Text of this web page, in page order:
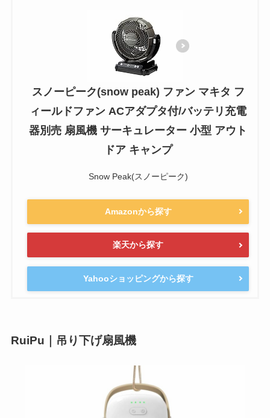
スノーピーク(snow peak) ファン マキタ フ
ィールドファン ACアダプタ付/バッテリ充電
器別売 扇風機 サーキュレーター 小型 アウト
ドア キャンプ
Snow Peak(スノーピーク)
Amazonから探す
楽天から探す
Yahooショッピングから探す
RuiPu｜吊り下げ扇風機